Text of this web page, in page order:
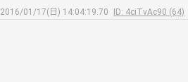
2016/01/17(日) 14:04:19.70
ID: 4ciTvAc90 (64)